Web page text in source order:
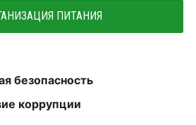
ПИТАНИЯ
безопасность
коррупции